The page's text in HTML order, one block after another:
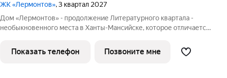
ЖК «Лермонтов», 3 квартал 2027
Дом «Лермонтов» - продолжение Литературного квартала -
необыкновенного места в Ханты-Мансийске, которое отличается
сердца горожан классической архитектурой, стал визитной
карточкой и новой
Показать телефон Позвоните мне